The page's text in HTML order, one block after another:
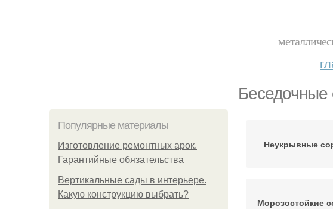
Беседочные
Популярные материалы
Изготовление ремонтных арок.
Гарантийные обязательства
Вертикальные сады в интерьере.
Какую конструкцию выбрать?
Неукрывные
Морозостойкие